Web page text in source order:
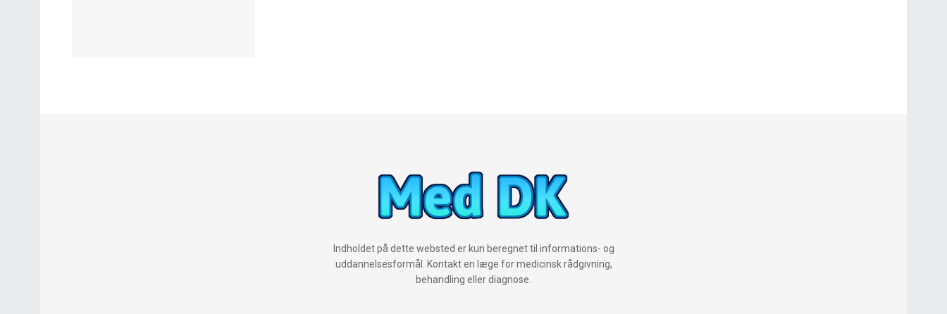
Indholdet på dette websted er kun beregnet til informations- og
uddannelsesformål. Kontakt en læge for medicinsk rådgivning,
behandling eller diagnose.